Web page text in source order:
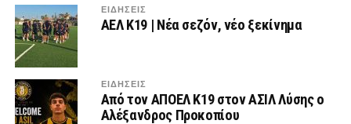
ΕΙΔΗΣΕΙΣ
ΑΕΛ Κ19 | Νέα σεζόν, νέο ξεκίνημα
ΕΙΔΗΣΕΙΣ
Από τον ΑΠΟΕΛ Κ19 στον ΑΣΙΛ Λύσης ο
Αλέξανδρος Προκοπίου